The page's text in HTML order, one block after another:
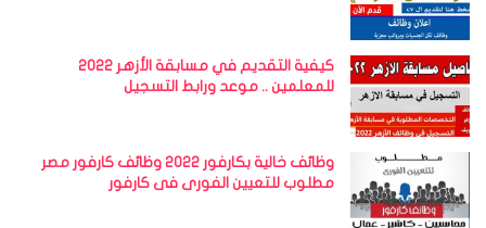
كيفية التقديم في مسابقة الأزهر 2022
للمعلمين .. موعد ورابط التسجيل
وظائف خالية بكارفور 2022 وظائف كارفور مصر
مطلوب للتعيين الفورى فى كارفور